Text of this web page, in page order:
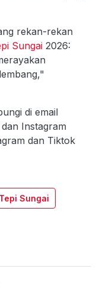
rekan-rekan
Sungai 2026:
di email
Instagram
dan Tiktok
Sungai